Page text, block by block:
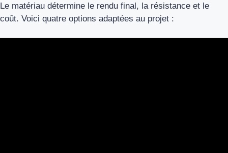
Le matériau détermine le rendu final, la résistance et le
coût. Voici quatre options adaptées au projet :